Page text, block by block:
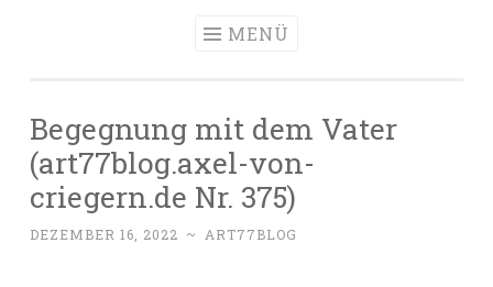
MENÜ
Begegnung mit dem Vater
(art77blog.axel-von-
criegern.de Nr. 375)
DEZEMBER 16, 2022 ~ ART77BLOG